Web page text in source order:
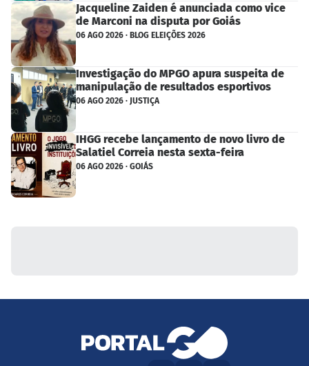
Jacqueline Zaiden é anunciada como vice
de Marconi na disputa por Goiás
06 AGO 2026 · BLOG ELEIÇÕES 2026
Investigação do MPGO apura suspeita de
manipulação de resultados esportivos
06 AGO 2026 · JUSTIÇA
IHGG recebe lançamento de novo livro de
Salatiel Correia nesta sexta-feira
06 AGO 2026 · GOIÁS